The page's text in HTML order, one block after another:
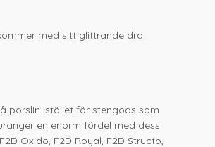
med sitt glittrande dra
porslin istället för stengods som
en enorm fördel med dess
Oxido, F2D Royal, F2D Structo,